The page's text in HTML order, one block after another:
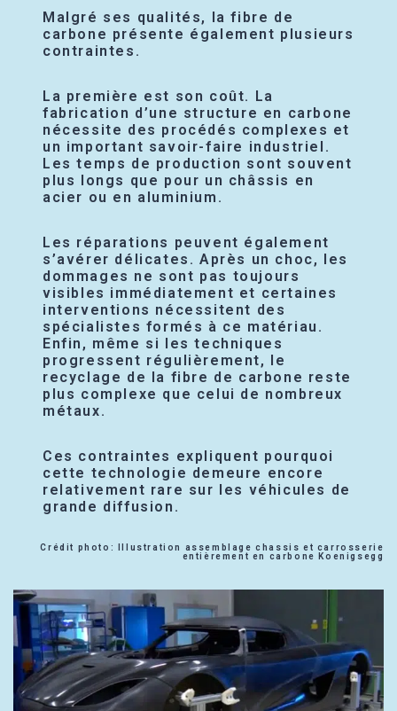
Malgré ses qualités, la fibre de
carbone présente également plusieurs
contraintes.
La première est son coût. La
fabrication d’une structure en carbone
nécessite des procédés complexes et
un important savoir-faire industriel.
Les temps de production sont souvent
plus longs que pour un châssis en
acier ou en aluminium.
Les réparations peuvent également
s’avérer délicates. Après un choc, les
dommages ne sont pas toujours
visibles immédiatement et certaines
interventions nécessitent des
spécialistes formés à ce matériau.
Enfin, même si les techniques
progressent régulièrement, le
recyclage de la fibre de carbone reste
plus complexe que celui de nombreux
métaux.
Ces contraintes expliquent pourquoi
cette technologie demeure encore
relativement rare sur les véhicules de
grande diffusion.
Crédit photo: Illustration assemblage chassis et carrosserie
entièrement en carbone Koenigsegg